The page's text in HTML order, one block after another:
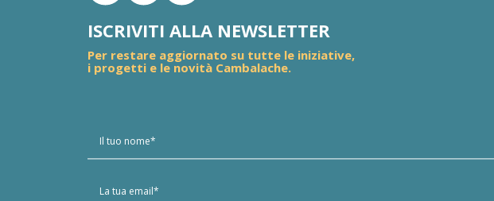
ISCRIVITI ALLA NEWSLETTER
Per restare aggiornato su tutte le iniziative,
i progetti e le novità Cambalache.